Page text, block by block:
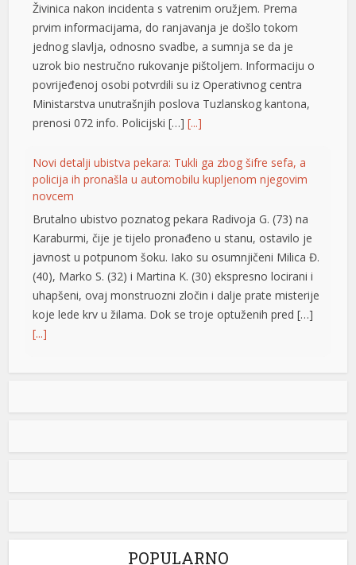
galabet
makrobet
kıbrıs escort
matbet
Živinica nakon incidenta s vatrenim oružjem. Prema
prvim informacijama, do ranjavanja je došlo tokom
jednog slavlja, odnosno svadbe, a sumnja se da je
uzrok bio nestručno rukovanje pištoljem. Informaciju o
povrijeđenoj osobi potvrdili su iz Operativnog centra
Ministarstva unutrašnjih poslova Tuzlanskog kantona,
prenosi 072 info. Policijski […][...]
Novi detalji ubistva pekara: Tukli ga zbog šifre sefa, a
policija ih pronašla u automobilu kupljenom njegovim
novcem
Brutalno ubistvo poznatog pekara Radivoja G. (73) na
Karaburmi, čije je tijelo pronađeno u stanu, ostavilo je
javnost u potpunom šoku. Iako su osumnjičeni Milica Đ.
(40), Marko S. (32) i Martina K. (30) ekspresno locirani i
uhapšeni, ovaj monstruozni zločin i dalje prate misterije
koje lede krv u žilama. Dok se troje optuženih pred […]
[...]
Vrućine ne popuštaju: Temperature do 40 stepeni,
U našem regionu narednih dana pretežno sunčano,
osvježenje, dok bi krajem sedmice ponovo bilo toplo.
nestabilniji period, ali obilnih padavina na širem području
POPULARNO